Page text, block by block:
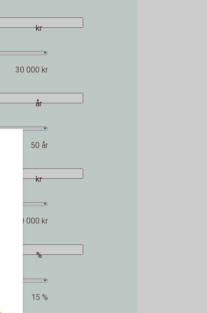
30 000 kr
kr
50 år
år
2 000 000 kr
kr
15 %
%